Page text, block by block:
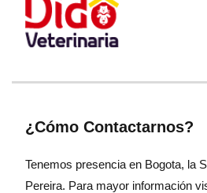
¿Cómo Contactarnos?
Tenemos presencia en Bogota, la
Pereira. Para mayor información